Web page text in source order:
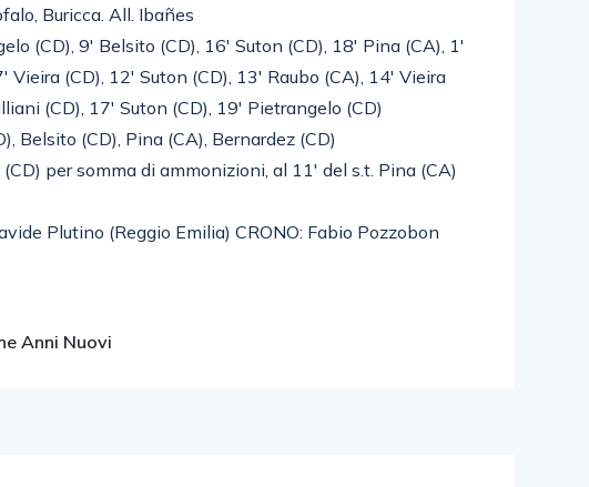
Buricca. All. Ibañes
(CD), 9′ Belsito (CD), 16′ Suton (CD), 18′ Pina (CA), 1′
Vieira (CD), 12′ Suton (CD), 13′ Raubo (CA), 14′ Vieira
(CD), 17′ Suton (CD), 19′ Pietrangelo (CD)
Belsito (CD), Pina (CA), Bernardez (CD)
per somma di ammonizioni, al 11′ del s.t. Pina (CA)
Plutino (Reggio Emilia) CRONO: Fabio Pozzobon
Anni Nuovi